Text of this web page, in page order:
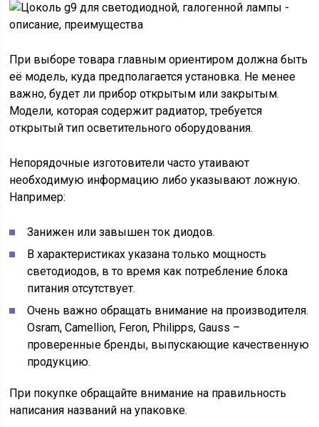
При выборе товара главным ориентиром должна быть
её модель, куда предполагается установка. Не менее
важно, будет ли прибор открытым или закрытым.
Модели, которая содержит радиатор, требуется
открытый тип осветительного оборудования.
Непорядочные изготовители часто утаивают
необходимую информацию либо указывают ложную.
Например:
Занижен или завышен ток диодов.
В характеристиках указана только мощность
светодиодов, в то время как потребление блока
питания отсутствует.
Очень важно обращать внимание на производителя.
Osram, Camellion, Feron, Philipps, Gauss –
проверенные бренды, выпускающие качественную
продукцию.
При покупке обращайте внимание на правильность
написания названий на упаковке.